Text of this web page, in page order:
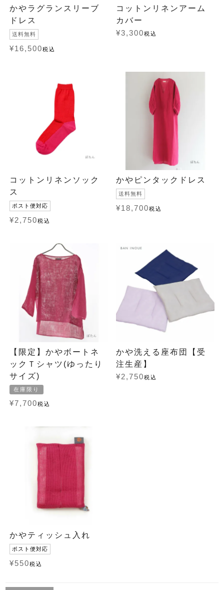
かやラグランスリーブ
ドレス
送料無料
¥16,500税込
コットンリネンアーム
カバー
¥3,300税込
コットンリネンソック
ス
ポスト便対応
¥2,750税込
かやピンタックドレス
送料無料
¥18,700税込
【限定】かやボートネ
ックＴシャツ(ゆったり
サイズ)
在庫限り
¥7,700税込
かや洗える座布団【受
注生産】
¥2,750税込
かやティッシュ入れ
ポスト便対応
¥550税込